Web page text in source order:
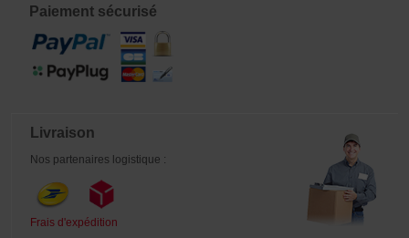
Paiement sécurisé
Livraison
Nos partenaires logistique :
Frais d'expédition